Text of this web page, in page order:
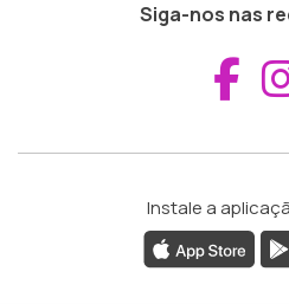
Siga-nos nas
Instale a